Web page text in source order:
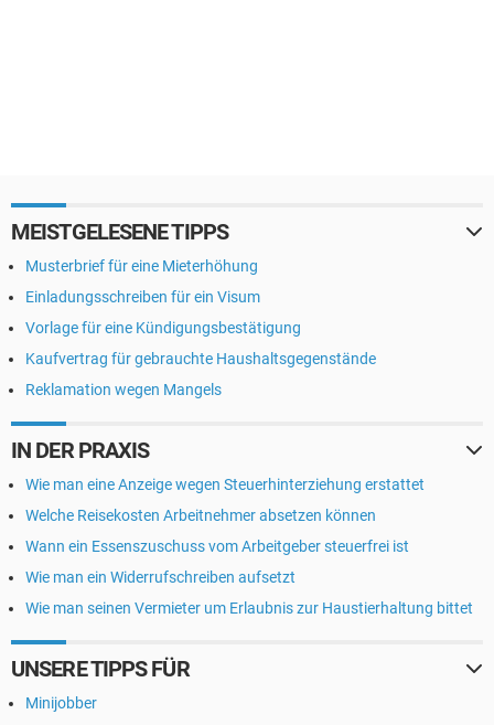
MEISTGELESENE TIPPS
Musterbrief für eine Mieterhöhung
Einladungsschreiben für ein Visum
Vorlage für eine Kündigungsbestätigung
Kaufvertrag für gebrauchte Haushaltsgegenstände
Reklamation wegen Mangels
IN DER PRAXIS
Wie man eine Anzeige wegen Steuerhinterziehung erstattet
Welche Reisekosten Arbeitnehmer absetzen können
Wann ein Essenszuschuss vom Arbeitgeber steuerfrei ist
Wie man ein Widerrufschreiben aufsetzt
Wie man seinen Vermieter um Erlaubnis zur Haustierhaltung bittet
UNSERE TIPPS FÜR
Minijobber